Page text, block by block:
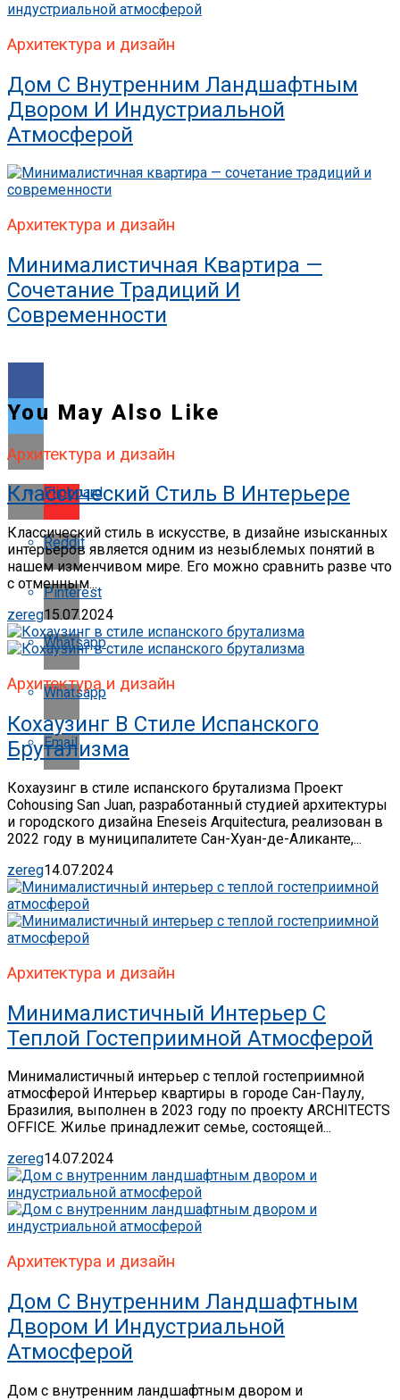
Архитектура и дизайн
Дом С Внутренним Ландшафтным
Двором И Индустриальной
Атмосферой
Архитектура и дизайн
Минималистичная Квартира —
Сочетание Традиций И
Современности
Flipboard
Reddit
Pinterest
Whatsapp
Whatsapp
Email
You May Also Like
Архитектура и дизайн
Классический Стиль В Интерьере
Классический стиль в искусстве, в дизайне изысканных
интерьеров является одним из незыблемых понятий в
нашем изменчивом мире. Его можно сравнить разве что
с отменным...
zereg15.07.2024
Архитектура и дизайн
Кохаузинг В Стиле Испанского
Брутализма
Кохаузинг в стиле испанского брутализма Проект
Cohousing San Juan, разработанный студией архитектуры
и городского дизайна Eneseis Arquitectura, реализован в
2022 году в муниципалитете Сан-Хуан-де-Аликанте,...
zereg14.07.2024
Архитектура и дизайн
Минималистичный Интерьер С
Теплой Гостеприимной Атмосферой
Минималистичный интерьер с теплой гостеприимной
атмосферой Интерьер квартиры в городе Сан-Паулу,
Бразилия, выполнен в 2023 году по проекту ARCHITECTS
OFFICE. Жилье принадлежит семье, состоящей...
zereg14.07.2024
Архитектура и дизайн
Дом С Внутренним Ландшафтным
Двором И Индустриальной
Атмосферой
Дом с внутренним ландшафтным двором и